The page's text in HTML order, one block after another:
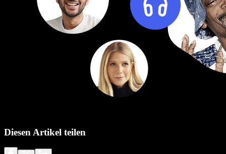
Diesen Artikel teilen